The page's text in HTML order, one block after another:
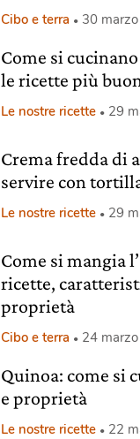
Cibo e terra 30
Come si
le ricette più
Le nostre ricette 29
Crema fredda di
servire con
Le nostre ricette 29
Come si mangia
ricette,
proprietà
Cibo e terra 24
Quinoa: come si
e proprietà
Le nostre ricette 22